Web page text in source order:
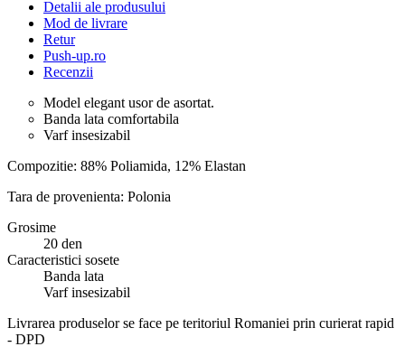
Detalii ale produsului
Mod de livrare
Retur
Push-up.ro
Recenzii
Model elegant usor de asortat.
Banda lata comfortabila
Varf insesizabil
Compozitie: 88% Poliamida, 12% Elastan
Tara de provenienta: Polonia
Grosime
20 den
Caracteristici sosete
Banda lata
Varf insesizabil
Livrarea produselor se face pe teritoriul Romaniei prin curierat rapid
- DPD